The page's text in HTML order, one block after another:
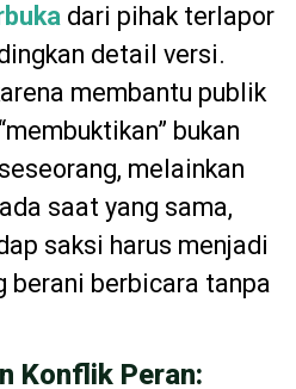
dari pihak terlapor
detail versi.
membantu publik
bukan
melainkan
saat yang sama,
saksi harus menjadi
berani berbicara tanpa
Konflik Peran: